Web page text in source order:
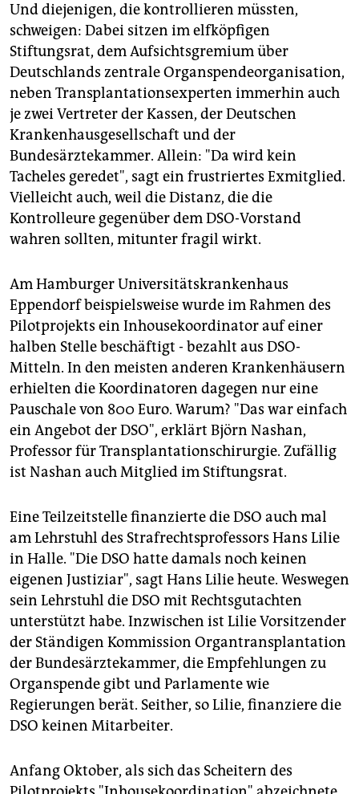
Und diejenigen, die kontrollieren müssten,
schweigen: Dabei sitzen im elfköpfigen
Stiftungsrat, dem Aufsichtsgremium über
Deutschlands zentrale Organspendeorganisation,
neben Transplantationsexperten immerhin auch
je zwei Vertreter der Kassen, der Deutschen
Krankenhausgesellschaft und der
Bundesärztekammer. Allein: "Da wird kein
Tacheles geredet", sagt ein frustriertes Exmitglied.
Vielleicht auch, weil die Distanz, die die
Kontrolleure gegenüber dem DSO-Vorstand
wahren sollten, mitunter fragil wirkt.
Am Hamburger Universitätskrankenhaus
Eppendorf beispielsweise wurde im Rahmen des
Pilotprojekts ein Inhousekoordinator auf einer
halben Stelle beschäftigt - bezahlt aus DSO-
Mitteln. In den meisten anderen Krankenhäusern
erhielten die Koordinatoren dagegen nur eine
Pauschale von 800 Euro. Warum? "Das war einfach
ein Angebot der DSO", erklärt Björn Nashan,
Professor für Transplantationschirurgie. Zufällig
ist Nashan auch Mitglied im Stiftungsrat.
Eine Teilzeitstelle finanzierte die DSO auch mal
am Lehrstuhl des Strafrechtsprofessors Hans Lilie
in Halle. "Die DSO hatte damals noch keinen
eigenen Justiziar", sagt Hans Lilie heute. Weswegen
sein Lehrstuhl die DSO mit Rechtsgutachten
unterstützt habe. Inzwischen ist Lilie Vorsitzender
der Ständigen Kommission Organtransplantation
der Bundesärztekammer, die Empfehlungen zu
Organspende gibt und Parlamente wie
Regierungen berät. Seither, so Lilie, finanziere die
DSO keinen Mitarbeiter.
Anfang Oktober, als sich das Scheitern des